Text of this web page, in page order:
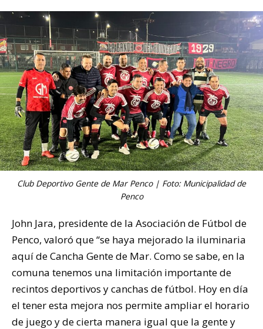
Club Deportivo Gente de Mar Penco | Foto: Municipalidad de
Penco
John Jara, presidente de la Asociación de Fútbol de
Penco, valoró que “se haya mejorado la iluminaria
aquí de Cancha Gente de Mar. Como se sabe, en la
comuna tenemos una limitación importante de
recintos deportivos y canchas de fútbol. Hoy en día
el tener esta mejora nos permite ampliar el horario
de juego y de cierta manera igual que la gente y